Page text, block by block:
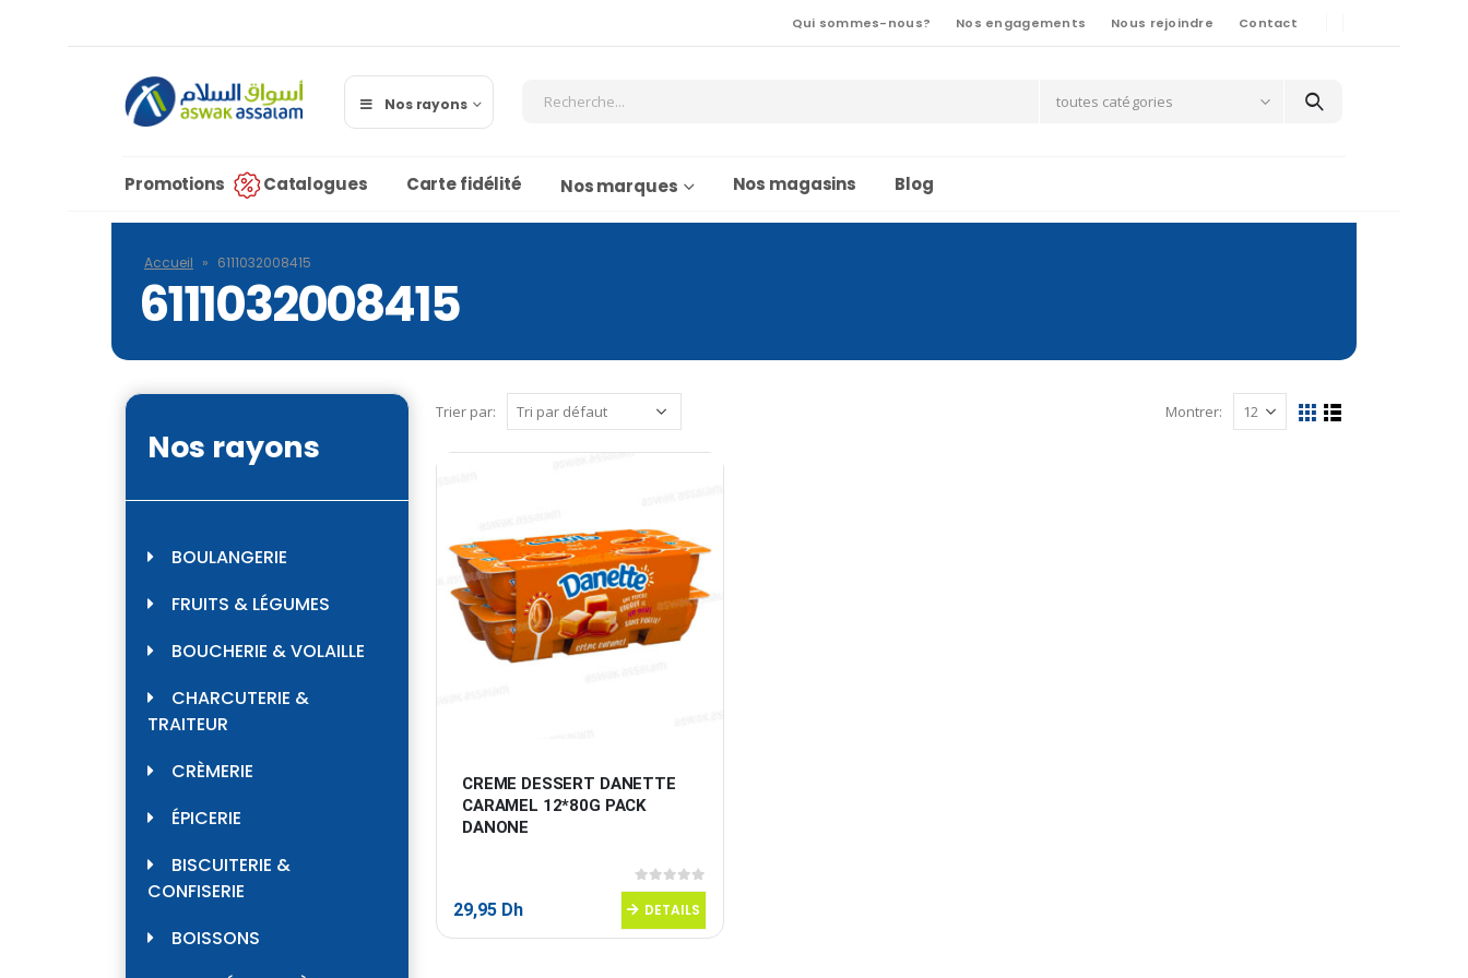
Qui sommes-nous? Nos engagements Nous rejoindre Contact
Nos rayons toutes catégories
Promotions Catalogues Carte fidélité Nos marques Nos magasins Blog
Accueil » 6111032008415
6111032008415
Trier par: Montrer:
CREME DESSERT DANETTE
CARAMEL 12*80G PACK
DANONE
0sur 5
29,95 Dh DETAILS
Nos rayons
BOULANGERIE
FRUITS & LÉGUMES
BOUCHERIE & VOLAILLE
CHARCUTERIE &
TRAITEUR
CRÈMERIE
ÉPICERIE
BISCUITERIE &
CONFISERIE
BOISSONS